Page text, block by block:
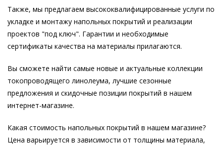
Также, мы предлагаем высококвалифицированные услуги по
укладке и монтажу напольных покрытий и реализации
проектов "под ключ". Гарантии и необходимые
сертификаты качества на материалы прилагаются.
Вы сможете найти самые новые и актуальные коллекции
токопроводящего линолеума, лучшие сезонные
предложения и скидочные позиции покрытий в нашем
интернет-магазине.
Какая стоимость напольных покрытий в нашем магазине?
Цена варьируется в зависимости от толщины материала,